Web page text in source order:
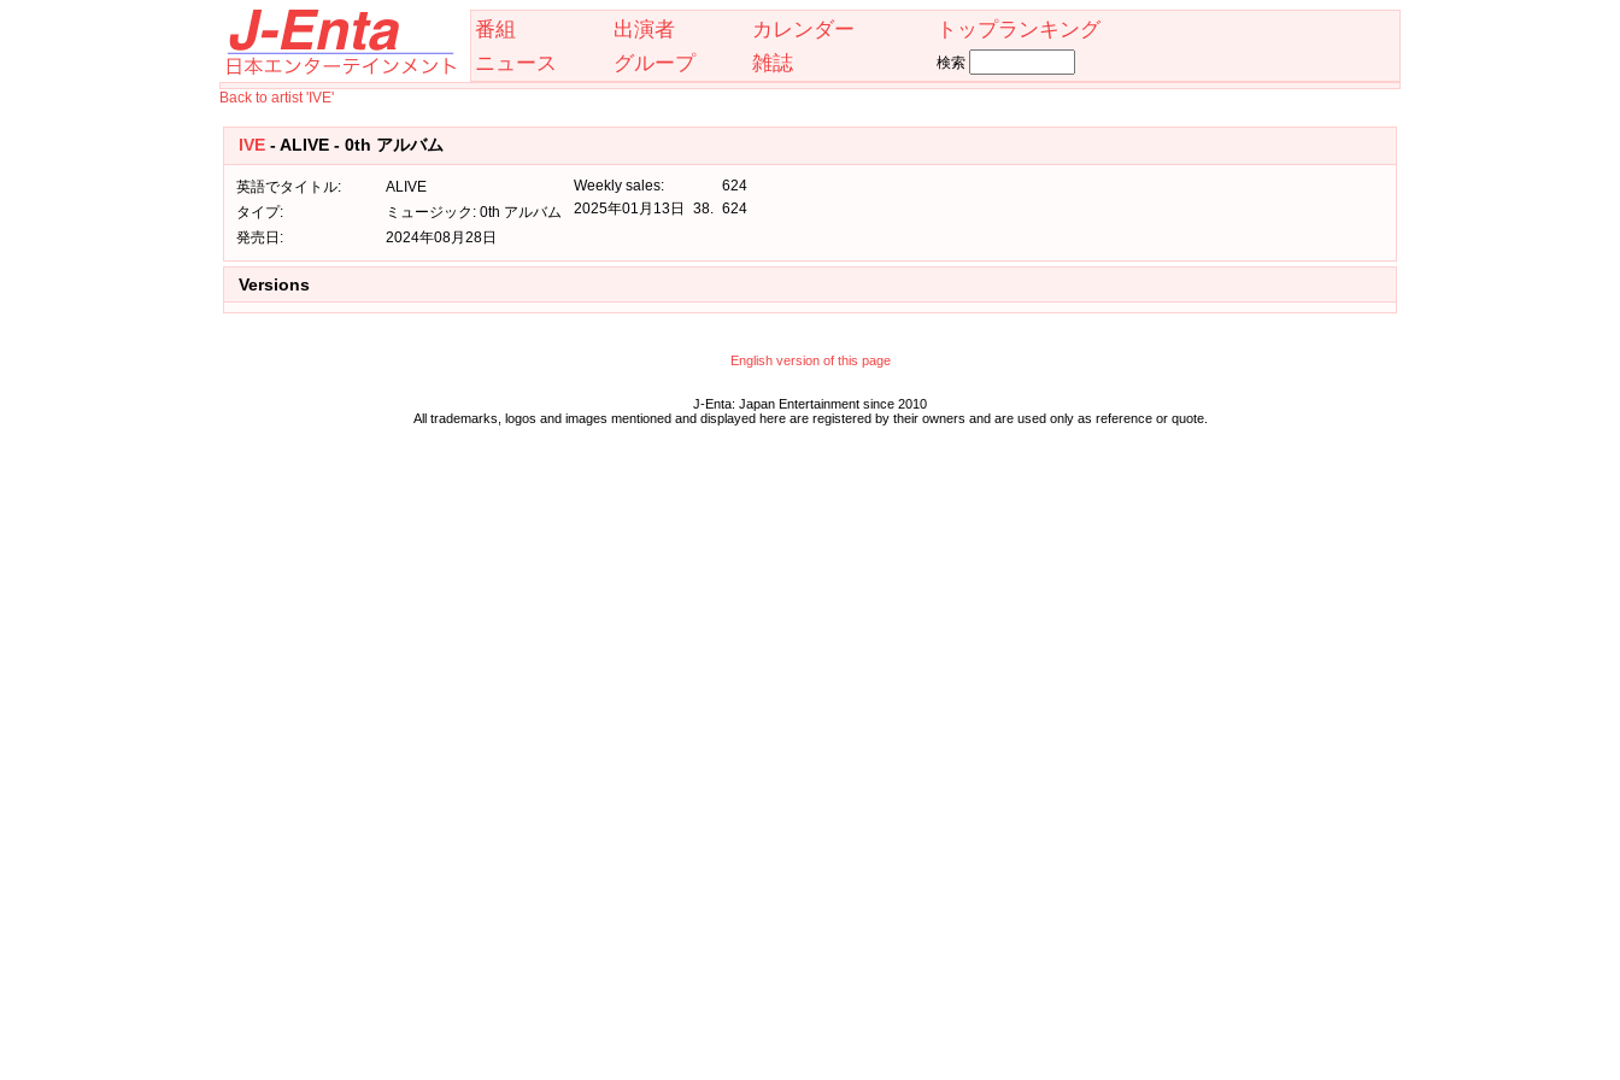
番組 出演者 カレンダー
トップランキング
ニュース
グループ 雑誌 検索
Back to artist 'IVE'
IVE - ALIVE - 0th アルバム
英語でタイトル:
ALIVE
タイプ:
ミュージック: 0th アルバム
発売日:
2024年08月28日
Weekly sales:
624
2025年01月13日
38. 624
Versions
English version of this page
J-Enta: Japan Entertainment since 2010
All trademarks, logos and images mentioned and displayed here are registered by their owners and are used only as reference or quote.